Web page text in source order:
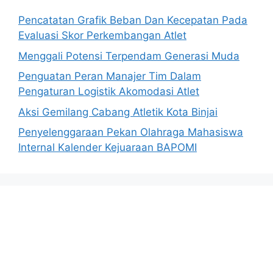
Pencatatan Grafik Beban Dan Kecepatan Pada
Evaluasi Skor Perkembangan Atlet
Menggali Potensi Terpendam Generasi Muda
Penguatan Peran Manajer Tim Dalam
Pengaturan Logistik Akomodasi Atlet
Aksi Gemilang Cabang Atletik Kota Binjai
Penyelenggaraan Pekan Olahraga Mahasiswa
Internal Kalender Kejuaraan BAPOMI